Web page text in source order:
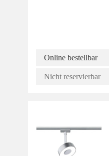
Online bestellbar
Nicht reservierbar